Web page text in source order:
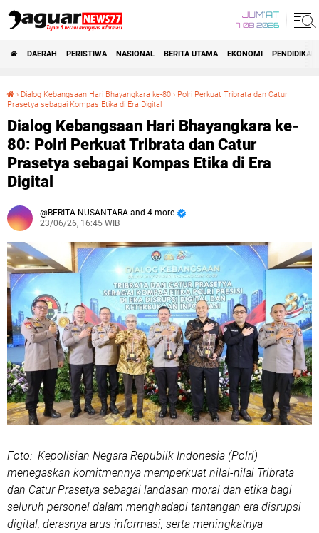
JUM'AT
7 08 2026
DAERAH PERISTIWA NASIONAL BERITA UTAMA EKONOMI PENDIDIKAN
› ‎Dialog Kebangsaan Hari Bhayangkara ke-80 › Polri Perkuat Tribrata dan Catur
Prasetya sebagai Kompas Etika di Era Digital
‎Dialog Kebangsaan Hari Bhayangkara ke-
80: Polri Perkuat Tribrata dan Catur
Prasetya sebagai Kompas Etika di Era
Digital
BERITA NUSANTARA and 4 more
23/06/26, 16:45 WIB
Foto: Kepolisian Negara Republik Indonesia (Polri)
menegaskan komitmennya memperkuat nilai-nilai Tribrata
dan Catur Prasetya sebagai landasan moral dan etika bagi
seluruh personel dalam menghadapi tantangan era disrupsi
digital, derasnya arus informasi, serta meningkatnya